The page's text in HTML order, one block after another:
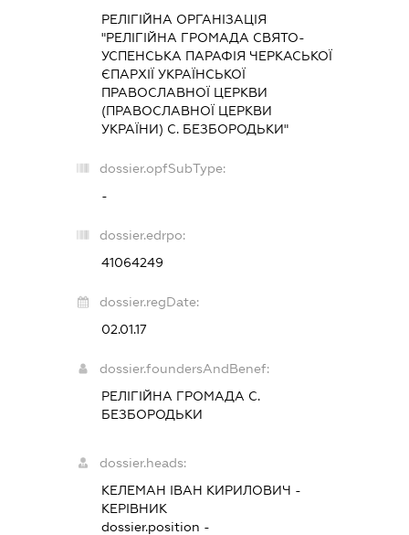
РЕЛІГІЙНА ОРГАНІЗАЦІЯ
"РЕЛІГІЙНА ГРОМАДА СВЯТО-
УСПЕНСЬКА ПАРАФІЯ ЧЕРКАСЬКОЇ
ЄПАРХІЇ УКРАЇНСЬКОЇ
ПРАВОСЛАВНОЇ ЦЕРКВИ
(ПРАВОСЛАВНОЇ ЦЕРКВИ
УКРАЇНИ) С. БЕЗБОРОДЬКИ"
dossier.opfSubType:
-
dossier.edrpo:
41064249
dossier.regDate:
02.01.17
dossier.foundersAndBenef:
РЕЛІГІЙНА ГРОМАДА С.
БЕЗБОРОДЬКИ
dossier.heads:
КЕЛЕМАН ІВАН КИРИЛОВИЧ -
КЕРІВНИК
dossier.position -